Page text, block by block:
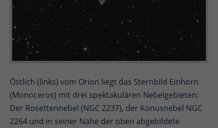
Östlich (links) vom Orion liegt das Sternbild Einhorn
(Monoceros) mit drei spektakulären Nebelgebieten:
Der Rosettennebel (NGC 2237), der Konusnebel NGC
2264 und in seiner Nähe der oben abgebildete